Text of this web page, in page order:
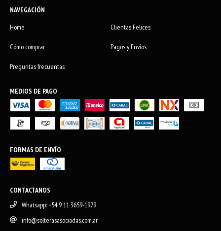
NAVEGACIÓN
Home
Clientas Felices
Cómo comprar Pagos y Envíos
Preguntas frecuentas
MEDIOS DE PAGO
FORMAS DE ENVÍO
CONTACTANOS
Whatsapp: +54 9 11 3659-1979
info@solterasasociadas.com.ar